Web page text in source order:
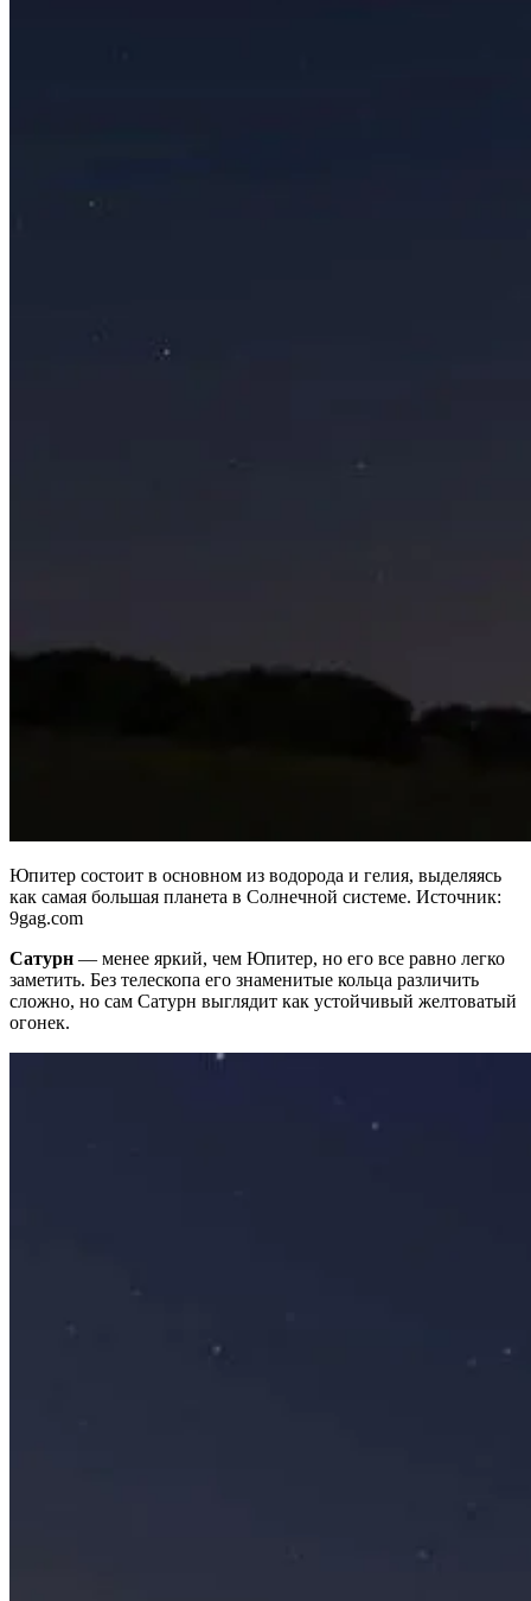
Юпитер состоит в основном из водорода и гелия, выделяясь
как самая большая планета в Солнечной системе. Источник:
9gag.com
Сатурн — менее яркий, чем Юпитер, но его все равно легко
заметить. Без телескопа его знаменитые кольца различить
сложно, но сам Сатурн выглядит как устойчивый желтоватый
огонек.